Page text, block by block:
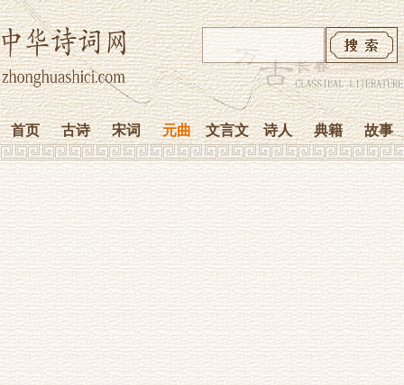
首页 古诗 宋词 元曲 文言文 诗人 典籍 故事